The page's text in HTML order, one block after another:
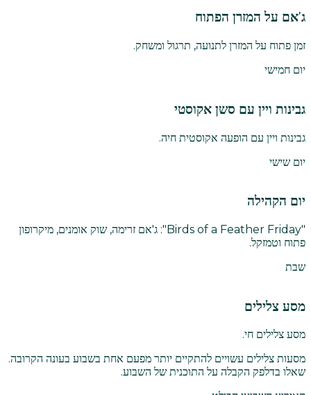
ג'אם על המזרן הפתוח
זמן פתוח על המזרן לתנועה, תרגול ומשחק.
יום חמישי
גבינות ויין עם סשן אקוסטי
גבינות ויין עם הופעה אקוסטית חיה.
יום שישי
יום הקהילה
"Birds of a Feather Friday": ג'אם זרימה, שוק אומנים, מיקרופון
פתוח וטמזקל.
שבת
מסע צלילים
מסע צלילים חי.
מסעות צלילים עשויים להתקיים יותר מפעם אחת בשבוע בעונה הקרובה.
שאלו בדלפק הקבלה על התוכנית של השבוע.